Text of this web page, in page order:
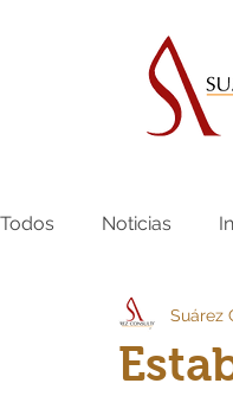
Todos Noticias
Suárez